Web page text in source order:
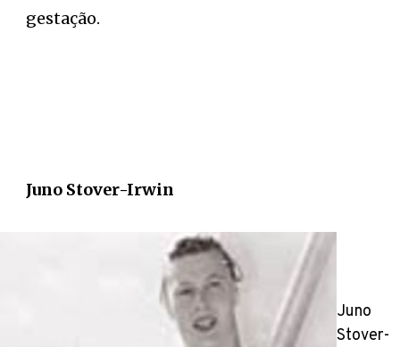
gestação.
Juno Stover-Irwin
Juno
Stover-